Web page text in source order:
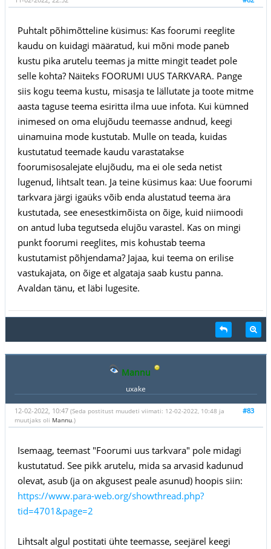
Puhtalt põhimõtteline küsimus: Kas foorumi reeglite
kaudu on kuidagi määratud, kui mõni mode paneb
kustu pika arutelu teemas ja mitte mingit teadet pole
selle kohta? Näiteks FOORUMI UUS TARKVARA. Pange
siis kogu teema kustu, misasja te lällutate ja toote mitme
aasta taguse teema esiritta ilma uue infota. Kui kümned
inimesed on oma elujõudu teemasse andnud, keegi
uinamuina mode kustutab. Mulle on teada, kuidas
kustutatud teemade kaudu varastatakse
foorumisosalejate elujõudu, ma ei ole seda netist
lugenud, lihtsalt tean. Ja teine küsimus kaa: Uue foorumi
tarkvara järgi igaüks võib enda alustatud teema ära
kustutada, see enesestkimõista on õige, kuid niimoodi
on antud luba tegutseda elujõu varastel. Kas on mingi
punkt foorumi reeglites, mis kohustab teema
kustutamist põhjendama? Jajaa, kui teema on erilise
vastukajata, on õige et algataja saab kustu panna.
Avaldan tänu, et läbi lugesite.
Mannu
uxake
#83
12-02-2022, 10:47 (Seda postitust muudeti viimati: 12-02-2022, 10:48 ja
muutjaks oli Mannu.)
Isemaag, teemast "Foorumi uus tarkvara" pole midagi
kustutatud. See pikk arutelu, mida sa arvasid kadunud
olevat, asub (ja on akgusest peale asunud) hoopis siin:
https://www.para-web.org/showthread.php?
tid=4701&page=2
Lihtsalt algul postitati ühte teemasse, seejärel keegi